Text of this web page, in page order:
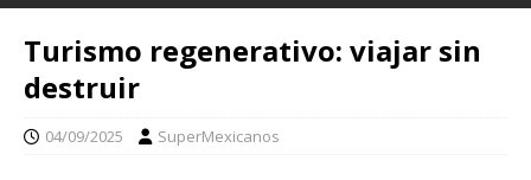
Turismo regenerativo: viajar sin
destruir
04/09/2025 SuperMexicanos